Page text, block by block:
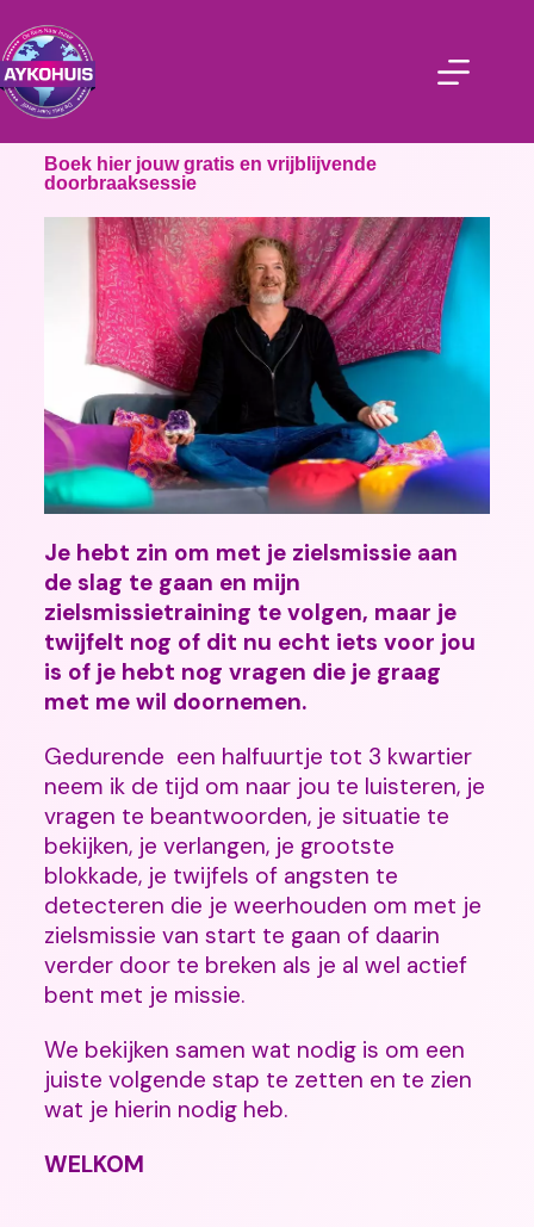
Boek hier jouw gratis en vrijblijvende
doorbraaksessie
Je hebt zin om met je zielsmissie aan
de slag te gaan en mijn
zielsmissietraining te volgen, maar je
twijfelt nog of dit nu echt iets voor jou
is of je hebt nog vragen die je graag
met me wil doornemen.
Gedurende een halfuurtje tot 3 kwartier
neem ik de tijd om naar jou te luisteren, je
vragen te beantwoorden, je situatie te
bekijken, je verlangen, je grootste
blokkade, je twijfels of angsten te
detecteren die je weerhouden om met je
zielsmissie van start te gaan of daarin
verder door te breken als je al wel actief
bent met je missie.
We bekijken samen wat nodig is om een
juiste volgende stap te zetten en te zien
wat je hierin nodig heb.
WELKOM